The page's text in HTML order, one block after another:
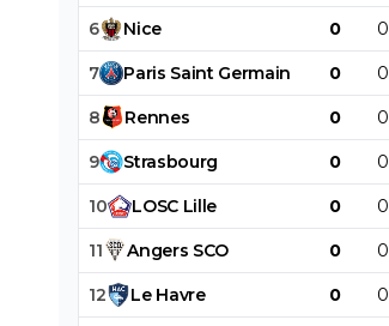
6 Nice 0 0
7 Paris Saint Germain 0 0
8 Rennes 0 0
9 Strasbourg 0 0
10 LOSC Lille 0 0
11 Angers SCO 0 0
12 Le Havre 0 0